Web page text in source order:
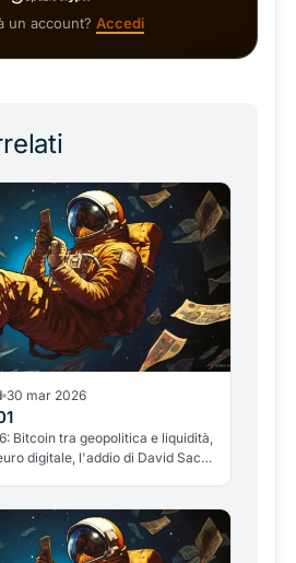
un account? Accedi
30 mar 2026
Bitcoin tra geopolitica e liquidità,
digitale, l'addio di David Sacks